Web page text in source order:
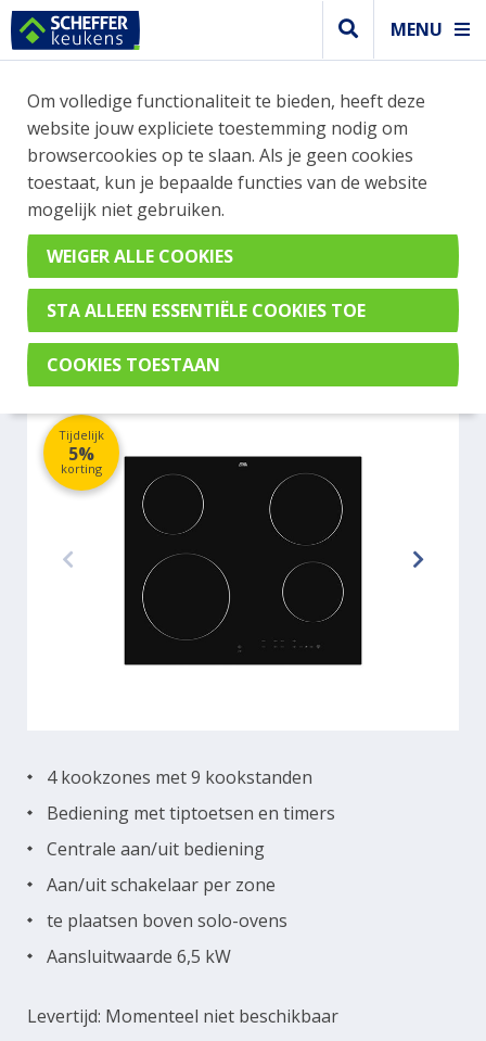
MENU
WEBSHOP BESTELLINGEN
Je kan tijdelijk geen bestelling plaatsen. Wil je je
vast oriënteren? Vergelijk eenvoudig apparaten
en merken met elkaar. Klik hier voor meer
informatie.
Kookplaat
ETNA KC260ZT
Tijdelijk
5%
korting
Levertijd: Momenteel niet beschikbaar
4 kookzones met 9 kookstanden
Bediening met tiptoetsen en timers
Centrale aan/uit bediening
Aan/uit schakelaar per zone
te plaatsen boven solo-ovens
Aansluitwaarde 6,5 kW
Om volledige functionaliteit te bieden, heeft deze
website jouw expliciete toestemming nodig om
browsercookies op te slaan. Als je geen cookies
toestaat, kun je bepaalde functies van de website
mogelijk niet gebruiken.